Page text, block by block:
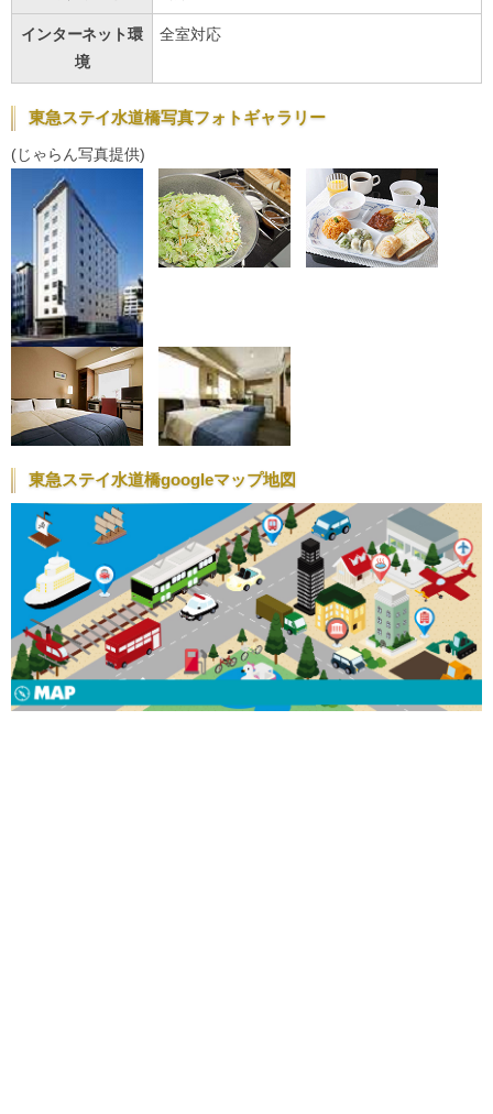
インターネット環
境
全室対応
東急ステイ水道橋写真フォトギャラリー
(じゃらん写真提供)
東急ステイ水道橋googleマップ地図